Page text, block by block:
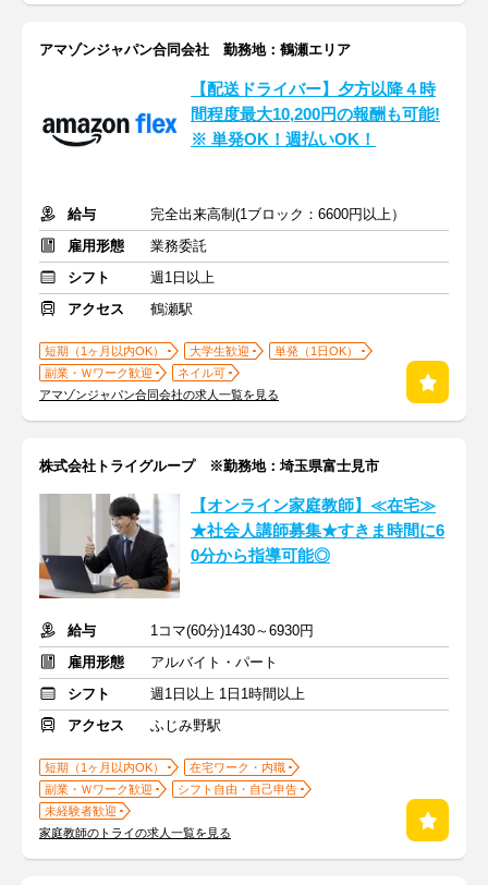
アマゾンジャパン合同会社 勤務地：鶴瀬エリア
【配送ドライバー】夕方以降４時
間程度最大10,200円の報酬も可能!
※ 単発OK！週払いOK！
給与
完全出来高制(1ブロック：6600円以上）
雇用形態
業務委託
シフト
週1日以上
アクセス
鶴瀬駅
短期（1ヶ月以内OK） 大学生歓迎
単発（1日OK）
副業・Ｗワーク歓迎
ネイル可
アマゾンジャパン合同会社の求人一覧を見る
株式会社トライグループ ※勤務地：埼玉県富士見市
【オンライン家庭教師】≪在宅≫
★社会人講師募集★すきま時間に6
0分から指導可能◎
給与
1コマ(60分)1430～6930円
雇用形態
アルバイト・パート
シフト
週1日以上 1日1時間以上
アクセス
ふじみ野駅
短期（1ヶ月以内OK）
在宅ワーク・内職
副業・Ｗワーク歓迎
シフト自由・自己申告
未経験者歓迎
家庭教師のトライの求人一覧を見る